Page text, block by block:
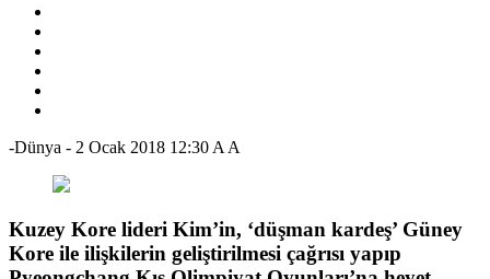
-Dünya - 2 Ocak 2018 12:30 A A
Kuzey Kore lideri Kim’in, ‘düşman kardeş’ Güney
Kore ile ilişkilerin geliştirilmesi çağrısı yapıp